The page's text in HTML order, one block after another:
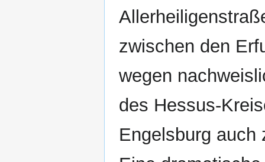
zwischen den
wegen
des Hessus-
Engelsburg auch